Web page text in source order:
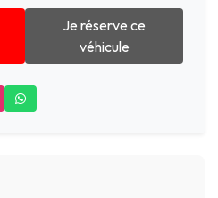
Je réserve ce
véhicule